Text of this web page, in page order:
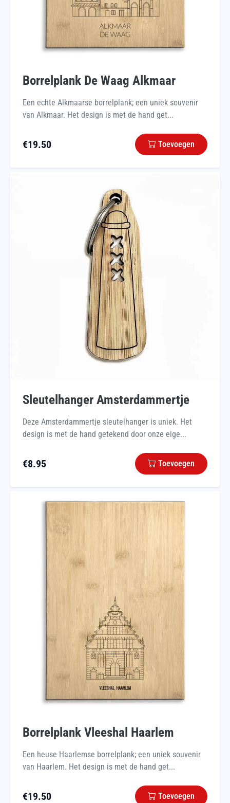
Borrelplank De Waag Alkmaar
Een echte Alkmaarse borrelplank; een uniek souvenir
van Alkmaar. Het design is met de hand get...
€19.50 Toevoegen
Sleutelhanger Amsterdammertje
Deze Amsterdammertje sleutelhanger is uniek. Het
design is met de hand getekend door onze eige...
€8.95 Toevoegen
Borrelplank Vleeshal Haarlem
Een heuse Haarlemse borrelplank; een uniek souvenir
van Haarlem. Het design is met de hand get...
€19.50 Toevoegen